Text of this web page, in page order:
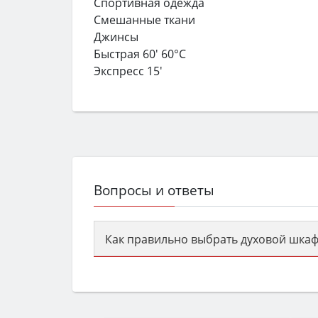
Смешанные ткани
Джинсы
Быстрая 60' 60°C
Экспресс 15'
Вопросы и ответы
Как правильно выбрать духовой
семьи, класс энергопотребления не